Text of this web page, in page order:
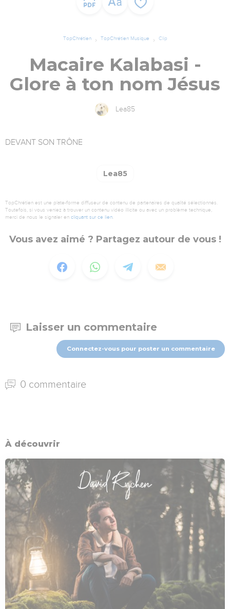
TopChrétien TopChrétien Musique Clip
Macaire Kalabasi -
Glore à ton nom Jésus
Lea85
DEVANT SON TRÔNE
Lea85
TopChrétien est une plate-forme diffuseur de contenu de partenaires de qualité sélectionnés.
Toutefois, si vous veniez à trouver un contenu vidéo illicite ou avec un problème technique,
merci de nous le signaler en cliquant sur ce lien.
Vous avez aimé ? Partagez autour de vous !
Laisser un commentaire
Connectez-vous pour poster un commentaire
0 commentaire
À découvrir